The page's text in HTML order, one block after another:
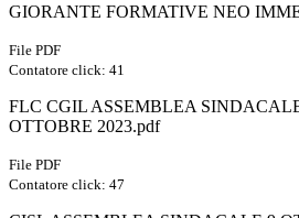
GIORANTE FORMATIVE NEO
File PDF
Contatore click: 41
FLC CGIL ASSEMBLEA
OTTOBRE 2023.pdf
File PDF
Contatore click: 47